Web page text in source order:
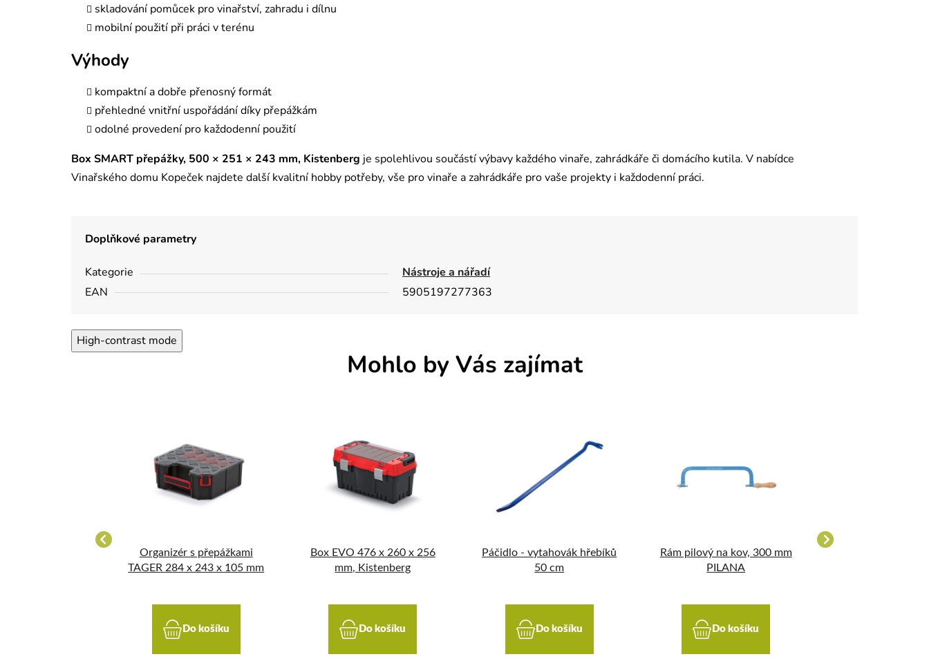
skladování pomůcek pro vinařství, zahradu i dílnu
mobilní použití při práci v terénu
Výhody
kompaktní a dobře přenosný formát
přehledné vnitřní uspořádání díky přepážkám
odolné provedení pro každodenní použití
Box SMART přepážky, 500 × 251 × 243 mm, Kistenberg je spolehlivou součástí výbavy každého vinaře, zahrádkáře či domácího kutila. V nabídce
Vinařského domu Kopeček najdete další kvalitní hobby potřeby, vše pro vinaře a zahrádkáře pro vaše projekty i každodenní práci.
Doplňkové parametry
Kategorie
Nástroje a nářadí
EAN
5905197277363
High-contrast mode
Mohlo by Vás zajímat
Organizér s přepážkami
TAGER 284 x 243 x 105 mm
Do košíku
Box EVO 476 x 260 x 256
mm, Kistenberg
Do košíku
Páčidlo - vytahovák hřebíků
50 cm
Do košíku
Rám pilový na kov, 300 mm
PILANA
Do košíku